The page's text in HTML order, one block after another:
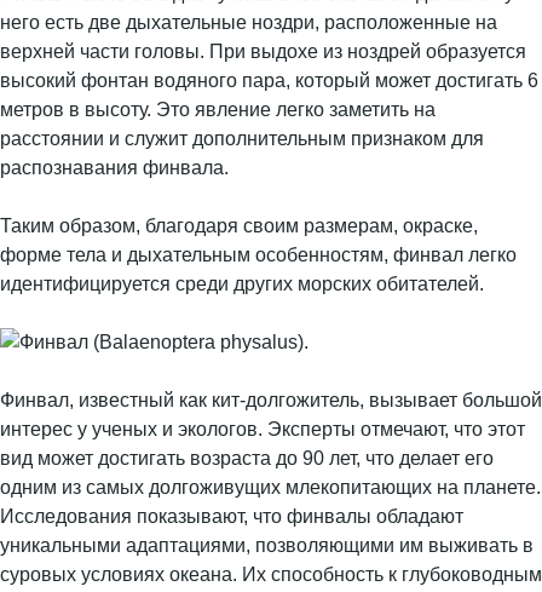
него есть две дыхательные ноздри, расположенные на
верхней части головы. При выдохе из ноздрей образуется
высокий фонтан водяного пара, который может достигать 6
метров в высоту. Это явление легко заметить на
расстоянии и служит дополнительным признаком для
распознавания финвала.
Таким образом, благодаря своим размерам, окраске,
форме тела и дыхательным особенностям, финвал легко
идентифицируется среди других морских обитателей.
Финвал, известный как кит-долгожитель, вызывает большой
интерес у ученых и экологов. Эксперты отмечают, что этот
вид может достигать возраста до 90 лет, что делает его
одним из самых долгоживущих млекопитающих на планете.
Исследования показывают, что финвалы обладают
уникальными адаптациями, позволяющими им выживать в
суровых условиях океана. Их способность к глубоководным